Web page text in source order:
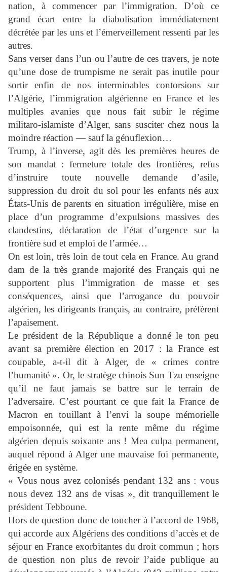
nation, à commencer par l’immigration. D’où ce
grand écart entre la diabolisation immédiatement
décrétée par les uns et l’émerveillement ressenti par les
autres.
Sans verser dans l’un ou l’autre de ces travers, je note
qu’une dose de trumpisme ne serait pas inutile pour
sortir enfin de nos interminables contorsions sur
l’Algérie, l’immigration algérienne en France et les
multiples avanies que nous fait subir le régime
militaro-islamiste d’Alger, sans susciter chez nous la
moindre réaction — sauf la génuflexion…
Trump, à l’inverse, agit dès les premières heures de
son mandat : fermeture totale des frontières, refus
d’instruire toute nouvelle demande d’asile,
suppression du droit du sol pour les enfants nés aux
États-Unis de parents en situation irrégulière, mise en
place d’un programme d’expulsions massives des
clandestins, déclaration de l’état d’urgence sur la
frontière sud et emploi de l’armée…
On est loin, très loin de tout cela en France. Au grand
dam de la très grande majorité des Français qui ne
supportent plus l’immigration de masse et ses
conséquences, ainsi que l’arrogance du pouvoir
algérien, les dirigeants français, au contraire, préfèrent
l’apaisement.
Le président de la République a donné le ton peu
avant sa première élection en 2017 : la France est
coupable, a-t-il dit à Alger, de « crimes contre
l’humanité ». Or, le stratège chinois Sun Tzu enseigne
qu’il ne faut jamais se battre sur le terrain de
l’adversaire. C’est pourtant ce que fait la France de
Macron en touillant à l’envi la soupe mémorielle
empoisonnée, qui est la rente même du régime
algérien depuis soixante ans ! Mea culpa permanent,
auquel répond à Alger une mauvaise foi permanente,
érigée en système.
« Vous nous avez colonisés pendant 132 ans : vous
nous devez 132 ans de visas », dit tranquillement le
président Tebboune.
Hors de question donc de toucher à l’accord de 1968,
qui accorde aux Algériens des conditions d’accès et de
séjour en France exorbitantes du droit commun ; hors
de question non plus de revoir l’aide publique au